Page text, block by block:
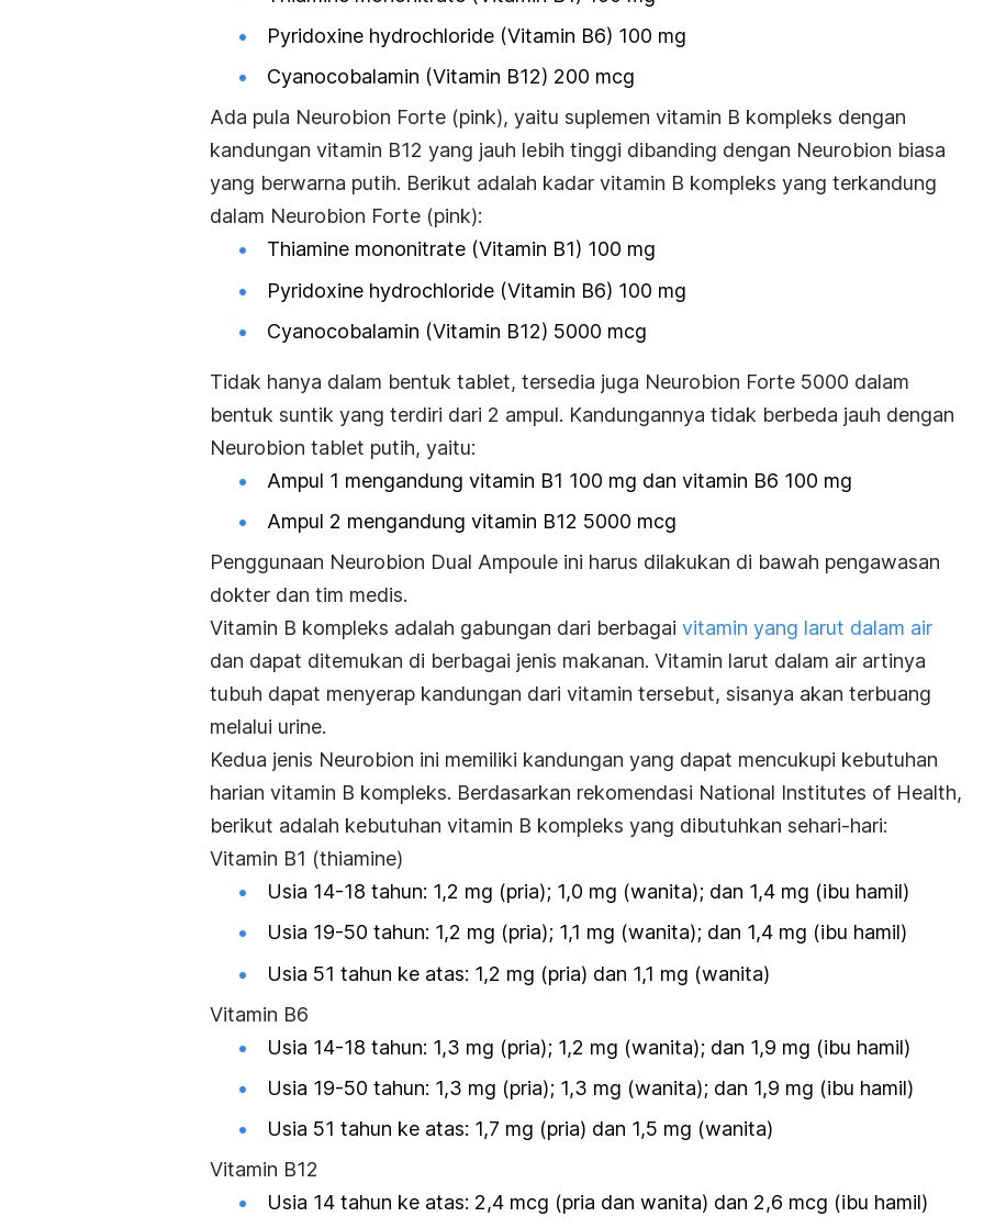
Pyridoxine hydrochloride (Vitamin B6) 100 mg
Cyanocobalamin (Vitamin B12) 200 mcg
Ada pula Neurobion Forte (pink), yaitu suplemen vitamin B kompleks dengan
kandungan vitamin B12 yang jauh lebih tinggi dibanding dengan Neurobion biasa
yang berwarna putih. Berikut adalah kadar vitamin B kompleks yang terkandung
dalam Neurobion Forte (pink):
Thiamine mononitrate (Vitamin B1) 100 mg
Pyridoxine hydrochloride (Vitamin B6) 100 mg
Cyanocobalamin (Vitamin B12) 5000 mcg
Tidak hanya dalam bentuk tablet, tersedia juga Neurobion Forte 5000 dalam
bentuk suntik yang terdiri dari 2 ampul. Kandungannya tidak berbeda jauh dengan
Neurobion tablet putih, yaitu:
Ampul 1 mengandung vitamin B1 100 mg dan vitamin B6 100 mg
Ampul 2 mengandung vitamin B12 5000 mcg
Penggunaan Neurobion Dual Ampoule ini harus dilakukan di bawah pengawasan
dokter dan tim medis.
Vitamin B kompleks adalah gabungan dari berbagai vitamin yang larut dalam air
dan dapat ditemukan di berbagai jenis makanan. Vitamin larut dalam air artinya
tubuh dapat menyerap kandungan dari vitamin tersebut, sisanya akan terbuang
melalui urine.
Kedua jenis Neurobion ini memiliki kandungan yang dapat mencukupi kebutuhan
harian vitamin B kompleks. Berdasarkan rekomendasi National Institutes of Health,
berikut adalah kebutuhan vitamin B kompleks yang dibutuhkan sehari-hari:
Vitamin B1 (thiamine)
Usia 14-18 tahun: 1,2 mg (pria); 1,0 mg (wanita); dan 1,4 mg (ibu hamil)
Usia 19-50 tahun: 1,2 mg (pria); 1,1 mg (wanita); dan 1,4 mg (ibu hamil)
Usia 51 tahun ke atas: 1,2 mg (pria) dan 1,1 mg (wanita)
Vitamin B6
Usia 14-18 tahun: 1,3 mg (pria); 1,2 mg (wanita); dan 1,9 mg (ibu hamil)
Usia 19-50 tahun: 1,3 mg (pria); 1,3 mg (wanita); dan 1,9 mg (ibu hamil)
Usia 51 tahun ke atas: 1,7 mg (pria) dan 1,5 mg (wanita)
Vitamin B12
Usia 14 tahun ke atas: 2,4 mcg (pria dan wanita) dan 2,6 mcg (ibu hamil)